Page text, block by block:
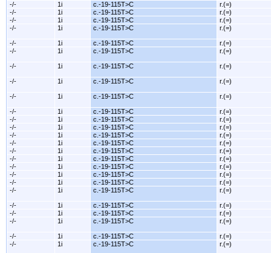
-/- 1i c.-19-115T>C
r.(=)
-/-
1i c.-19-115T>C
r.(=)
-/-
1i c.-19-115T>C
r.(=)
-/-
1i c.-19-115T>C r.(=)
-/- 1i c.-19-115T>C
r.(=)
-/-
1i c.-19-115T>C r.(=)
-/- 1i c.-19-115T>C r.(=)
-/- 1i c.-19-115T>C r.(=)
-/- 1i c.-19-115T>C r.(=)
-/- 1i c.-19-115T>C
r.(=)
-/-
1i c.-19-115T>C
r.(=)
-/-
1i c.-19-115T>C
r.(=)
-/-
1i c.-19-115T>C
r.(=)
-/-
1i c.-19-115T>C
r.(=)
-/-
1i c.-19-115T>C
r.(=)
-/-
1i c.-19-115T>C
r.(=)
-/-
1i c.-19-115T>C
r.(=)
-/-
1i c.-19-115T>C
r.(=)
-/-
1i c.-19-115T>C
r.(=)
-/-
1i c.-19-115T>C r.(=)
-/- 1i c.-19-115T>C
r.(=)
-/-
1i c.-19-115T>C
r.(=)
-/-
1i c.-19-115T>C r.(=)
-/- 1i c.-19-115T>C
r.(=)
-/-
1i c.-19-115T>C r.(=)